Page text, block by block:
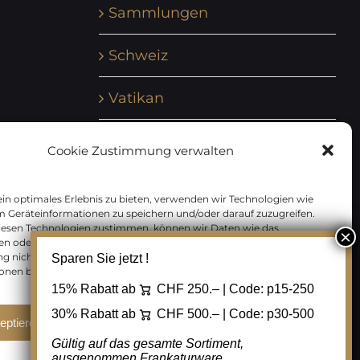
Cookie Zustimmung verwalten
optimales Erlebnis zu bieten, verwenden wir Technologien wie
Geräteinformationen zu speichern und/oder darauf zuzugreifen.
Technologien zustimmen, können wir Daten wie das
oder eindeutige IDs auf dieser Website verarbeiten. Wenn Sie Ihre
nicht erteilen oder zurückziehen, können bestimmte Merkmale
beeinträchtigt werden.
Ablehnen Cookie Einstellungen
Sammlungen
Schweiz
Vatikan
Zensurbelege Österreich
Zensurbelege Schweiz
Sparen Sie jetzt !
15% Rabatt ab CHF 250.– | Code: p15-250
30% Rabatt ab
CHF 500.– | Code: p30-500
Gültig auf das gesamte Sortiment,